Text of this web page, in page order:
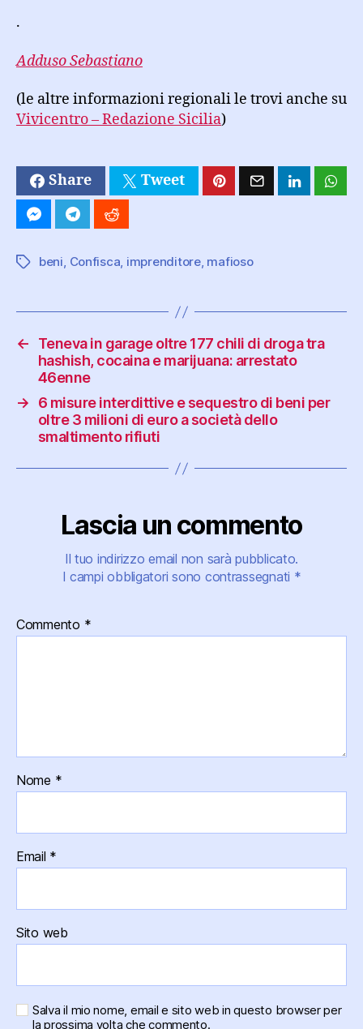
.
Adduso Sebastiano
(le altre informazioni regionali le trovi anche su
Vivicentro – Redazione Sicilia)
Share Tweet
Tag beni, Confisca, imprenditore, mafioso
←
Teneva in garage oltre 177 chili di droga tra
hashish, cocaina e marijuana: arrestato
46enne
→
6 misure interdittive e sequestro di beni per
oltre 3 milioni di euro a società dello
smaltimento rifiuti
Lascia un commento
Il tuo indirizzo email non sarà pubblicato.
I campi obbligatori sono contrassegnati *
Commento *
Nome *
Email *
Sito web
Salva il mio nome, email e sito web in questo browser per
la prossima volta che commento.